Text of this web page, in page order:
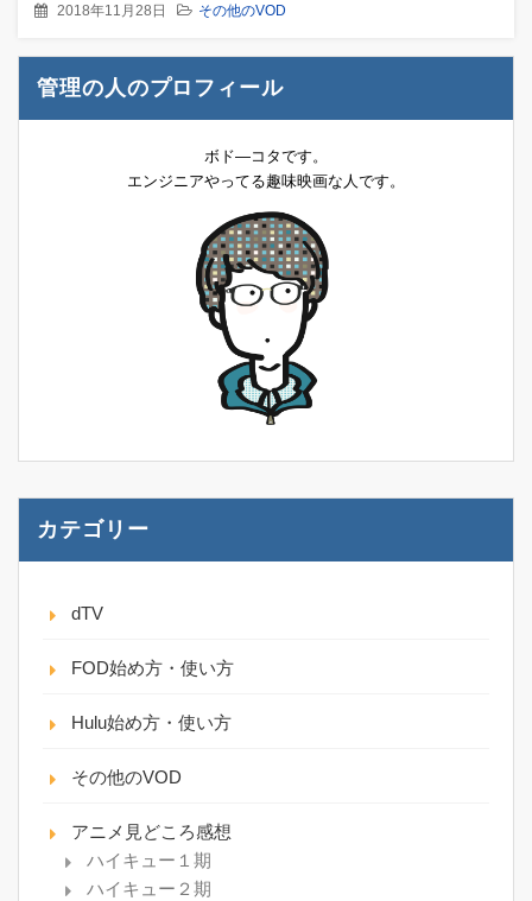
2018年11月28日 その他のVOD
管理の人のプロフィール
ボド―コタです。
エンジニアやってる趣味映画な人です。
カテゴリー
dTV
FOD始め方・使い方
Hulu始め方・使い方
その他のVOD
アニメ見どころ感想
ハイキュー１期
ハイキュー２期